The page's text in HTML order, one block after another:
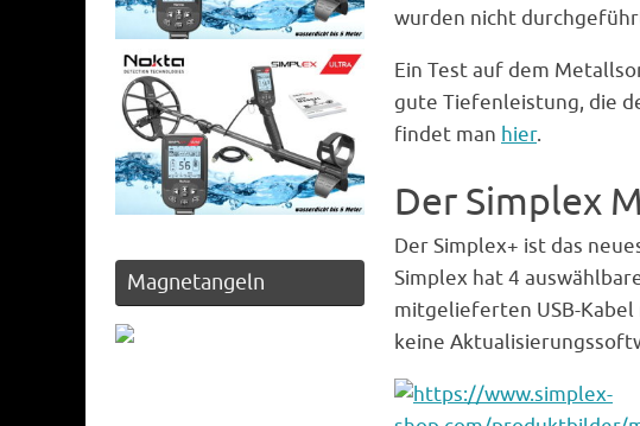
wurden nicht
Ein Test auf dem
gute Tiefenleistung, die
findet man hier.
Der Simplex
Der Simplex+ ist das
Simplex hat 4
mitgelieferten USB-
keine
Magnetangeln